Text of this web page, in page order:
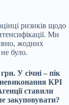
ризиків щодо
Ми
жодних
було.
У січні – пік
КРІ
ставили
закуповувати?